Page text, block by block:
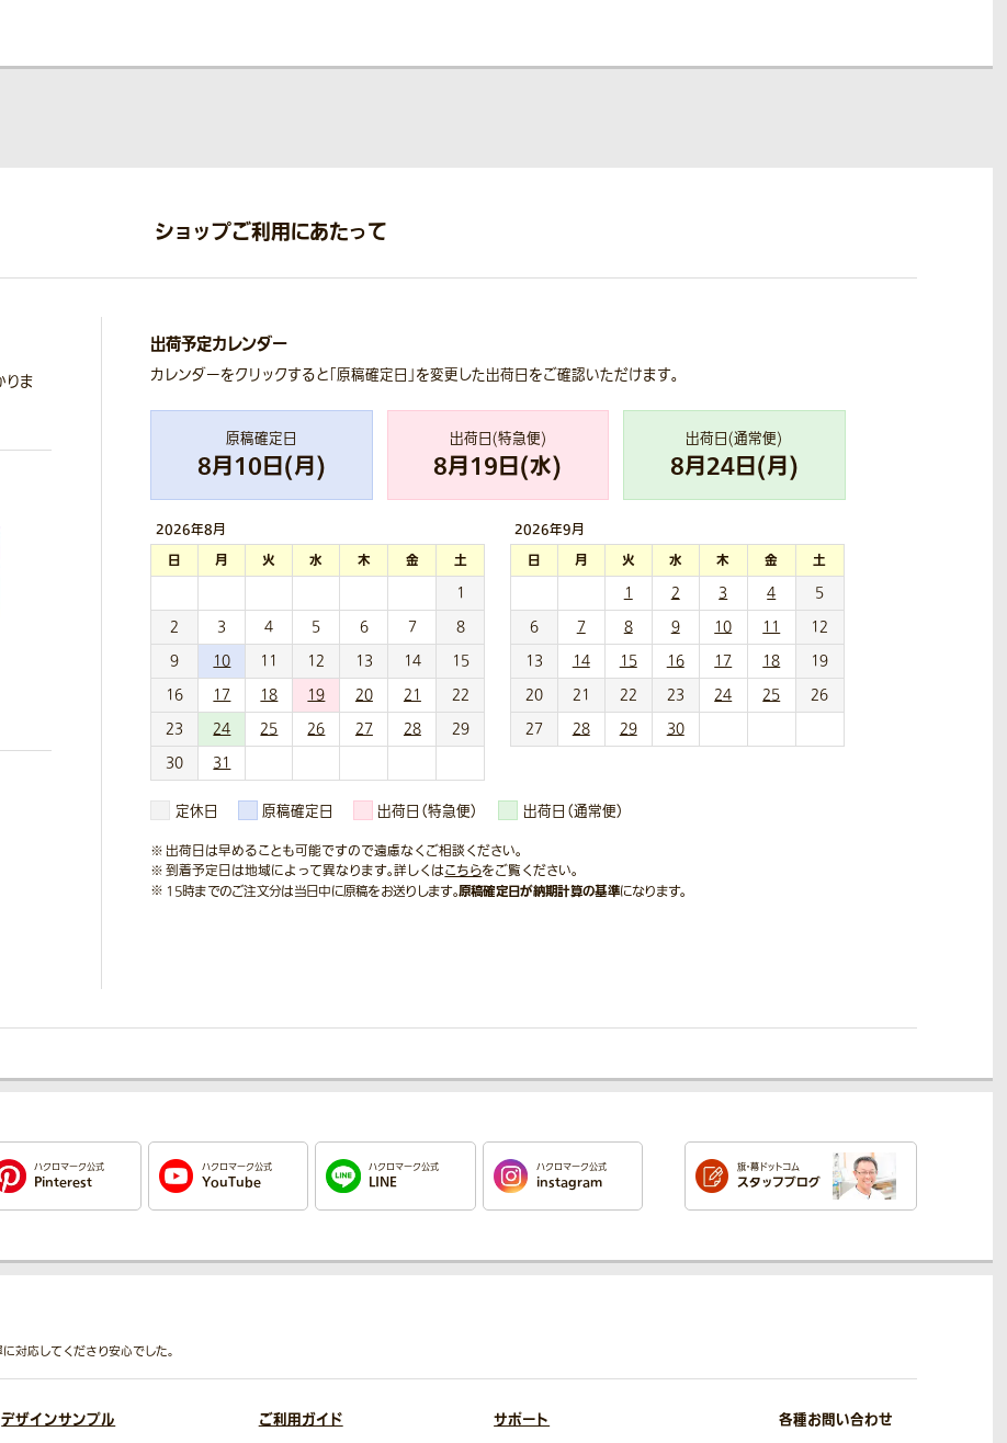
ショップご利用にあたって
りま
出荷予定カレンダー
カレンダーをクリックすると「原稿確定日」を変更した出荷日をご確認いただけます。
原稿確定日
8月10日(月)
出荷日(特急便)
8月19日(水)
出荷日(通常便)
8月24日(月)
2026年8月
日 月 火 水 木 金
土
1
2
3 4 5 6 7
8
9
10 11 12 13 14
15
16
17 18 19 20 21
22
23
24 25 26 27 28
29
30
31
2026年9月
日 月 火 水 木 金
土
1
2 3 4
5
6
7 8 9 10 11
12
13
14 15 16 17 18
19
20
21 22 23 24 25
26
27
28 29 30
定休日 原稿確定日 出荷日（特急便） 出荷日（通常便）
出荷日は早めることも可能ですので遠慮なくご相談ください。
到着予定日は地域によって異なります。詳しくはこちらをご覧ください。
15時までのご注文分は当日中に原稿をお送りします。原稿確定日が納期計算の基準になります。
ハクロマーク公式
Pinterest
ハクロマーク公式
YouTube
ハクロマーク公式
LINE
ハクロマーク公式
instagram
旗・幕ドットコム
スタッフブログ
対応してくださり安心でした。
デザインサンプル ご利用ガイド サポート 各種お問い合わせ